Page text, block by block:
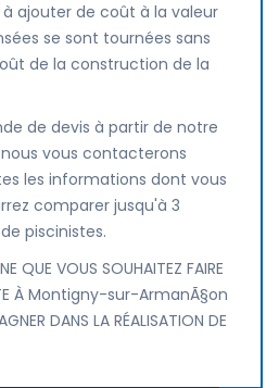
ajouter de coût à la valeur
se sont tournées sans
de la construction de la
de devis à partir de notre
vous contacterons
les informations dont vous
comparer jusqu'à 3
piscinistes.
QUE VOUS SOUHAITEZ FAIRE
À Montigny-sur-ArmanÃ§on
DANS LA RÉALISATION DE